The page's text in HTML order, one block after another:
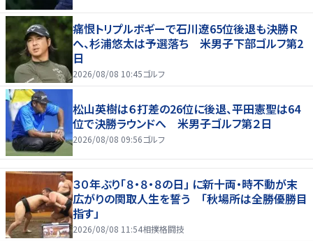
痛恨トリプルボギーで石川遼65位後退も決勝Ｒ
へ、杉浦悠太は予選落ち 米男子下部ゴルフ第2
日
2026/08/08 10:45ゴルフ
松山英樹は６打差の26位に後退、平田憲聖は64
位で決勝ラウンドへ 米男子ゴルフ第２日
2026/08/08 09:56ゴルフ
３０年ぶり「８・８・８の日」 に新十両・時不動が末
広がりの関取人生を誓う 「秋場所は全勝優勝目
指す」
2026/08/08 11:54相撲格闘技